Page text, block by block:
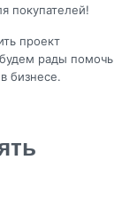
покупателей!
проект
рады помочь
бизнесе.